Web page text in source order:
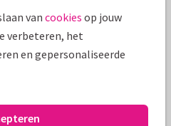
papiersoorten
kaart
van cookies op jouw
verbeteren, het
en gepersonaliseerde